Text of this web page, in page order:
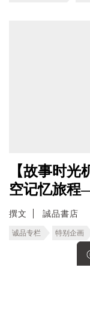
【故事时
空记忆旅程
撰文 誠品書店
诚品专栏 特别企画